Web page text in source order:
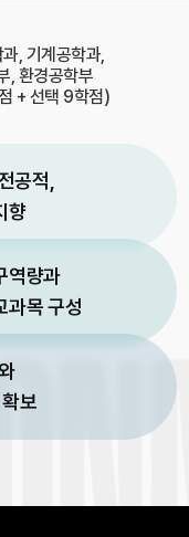
, 기계공학과,
, 환경공학부
+ 선택 9학점)
공적,
향
역량과
과목 구성
보